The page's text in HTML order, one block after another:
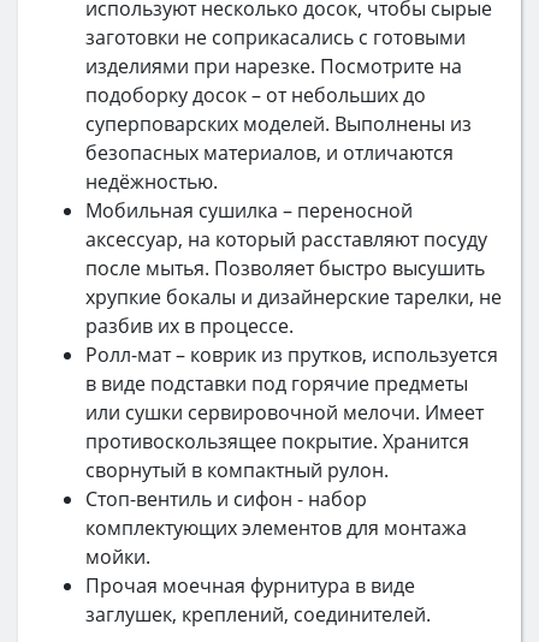
используют несколько досок, чтобы сырые
заготовки не соприкасались с готовыми
изделиями при нарезке. Посмотрите на
подоборку досок – от небольших до
суперповарских моделей. Выполнены из
безопасных материалов, и отличаются
недёжностью.
Мобильная сушилка – переносной
аксессуар, на который расставляют посуду
после мытья. Позволяет быстро высушить
хрупкие бокалы и дизайнерские тарелки, не
разбив их в процессе.
Ролл-мат – коврик из прутков, используется
в виде подставки под горячие предметы
или сушки сервировочной мелочи. Имеет
противоскользящее покрытие. Хранится
сворнутый в компактный рулон.
Стоп-вентиль и сифон - набор
комплектующих элементов для монтажа
мойки.
Прочая моечная фурнитура в виде
заглушек, креплений, соединителей.